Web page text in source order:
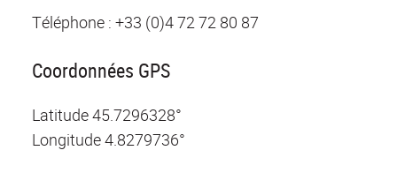
Téléphone : +33 (0)4 72 72 80 87
Coordonnées GPS
Latitude45.7296328°
Longitude4.8279736°